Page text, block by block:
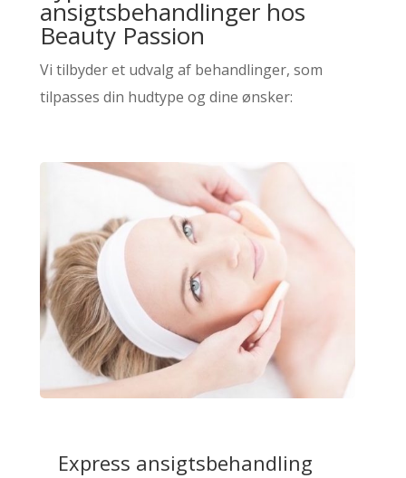
ansigtsbehandlinger hos
Beauty Passion
Vi tilbyder et udvalg af behandlinger, som
tilpasses din hudtype og dine ønsker:
Express ansigtsbehandling